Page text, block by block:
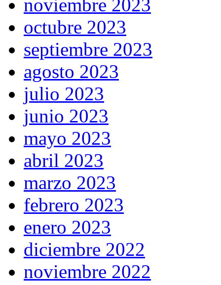
noviembre 2023
octubre 2023
septiembre 2023
agosto 2023
julio 2023
junio 2023
mayo 2023
abril 2023
marzo 2023
febrero 2023
enero 2023
diciembre 2022
noviembre 2022